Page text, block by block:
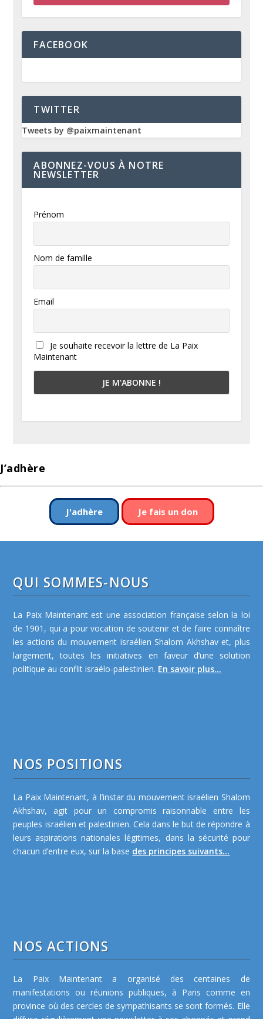
FACEBOOK
TWITTER
Tweets by @paixmaintenant
ABONNEZ-VOUS À NOTRE
NEWSLETTER
Prénom
Nom de famille
Email
Je souhaite recevoir la lettre de La Paix
Maintenant
J’adhère
J'adhère Je fais un don
QUI SOMMES-NOUS
La Paix Maintenant est une association française selon la loi
de 1901, qui a pour vocation de soutenir et de faire connaître
les actions du mouvement israélien Shalom Akhshav et, plus
largement, toutes les initiatives en faveur d’une solution
politique au conflit israélo-palestinien. En savoir plus...
NOS POSITIONS
La Paix Maintenant, à l’instar du mouvement israélien Shalom
Akhshav, agit pour un compromis raisonnable entre les
peuples israélien et palestinien. Cela dans le but de répondre à
leurs aspirations nationales légitimes, dans la sécurité pour
chacun d’entre eux, sur la base des principes suivants...
NOS ACTIONS
La Paix Maintenant a organisé des centaines de
manifestations ou réunions publiques, à Paris comme en
province où des cercles de sympathisants se sont formés. Elle